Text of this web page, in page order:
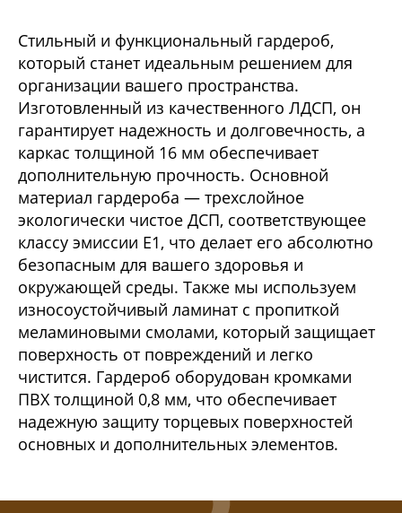
Стильный и функциональный гардероб,
который станет идеальным решением для
организации вашего пространства.
Изготовленный из качественного ЛДСП, он
гарантирует надежность и долговечность, а
каркас толщиной 16 мм обеспечивает
дополнительную прочность. Основной
материал гардероба — трехслойное
экологически чистое ДСП, соответствующее
классу эмиссии Е1, что делает его абсолютно
безопасным для вашего здоровья и
окружающей среды. Также мы используем
износоустойчивый ламинат с пропиткой
меламиновыми смолами, который защищает
поверхность от повреждений и легко
чистится. Гардероб оборудован кромками
ПВХ толщиной 0,8 мм, что обеспечивает
надежную защиту торцевых поверхностей
основных и дополнительных элементов.